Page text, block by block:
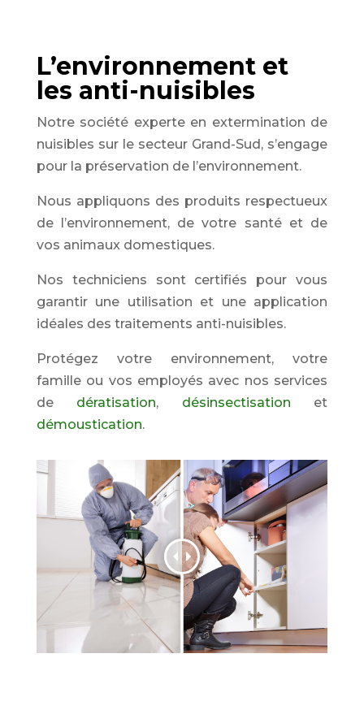
L’environnement et
les anti-nuisibles
Notre société experte en extermination de
nuisibles sur le secteur Grand-Sud, s’engage
pour la préservation de l’environnement.
Nous appliquons des produits respectueux
de l’environnement, de votre santé et de
vos animaux domestiques.
Nos techniciens sont certifiés pour vous
garantir une utilisation et une application
idéales des traitements anti-nuisibles.
Protégez votre environnement, votre
famille ou vos employés avec nos services
de dératisation, désinsectisation et
démoustication.